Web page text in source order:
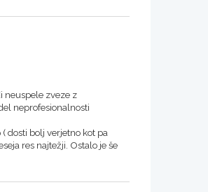
neuspele zveze z
neprofesionalnosti
dosti bolj verjetno kot pa
res najtežji. Ostalo je še